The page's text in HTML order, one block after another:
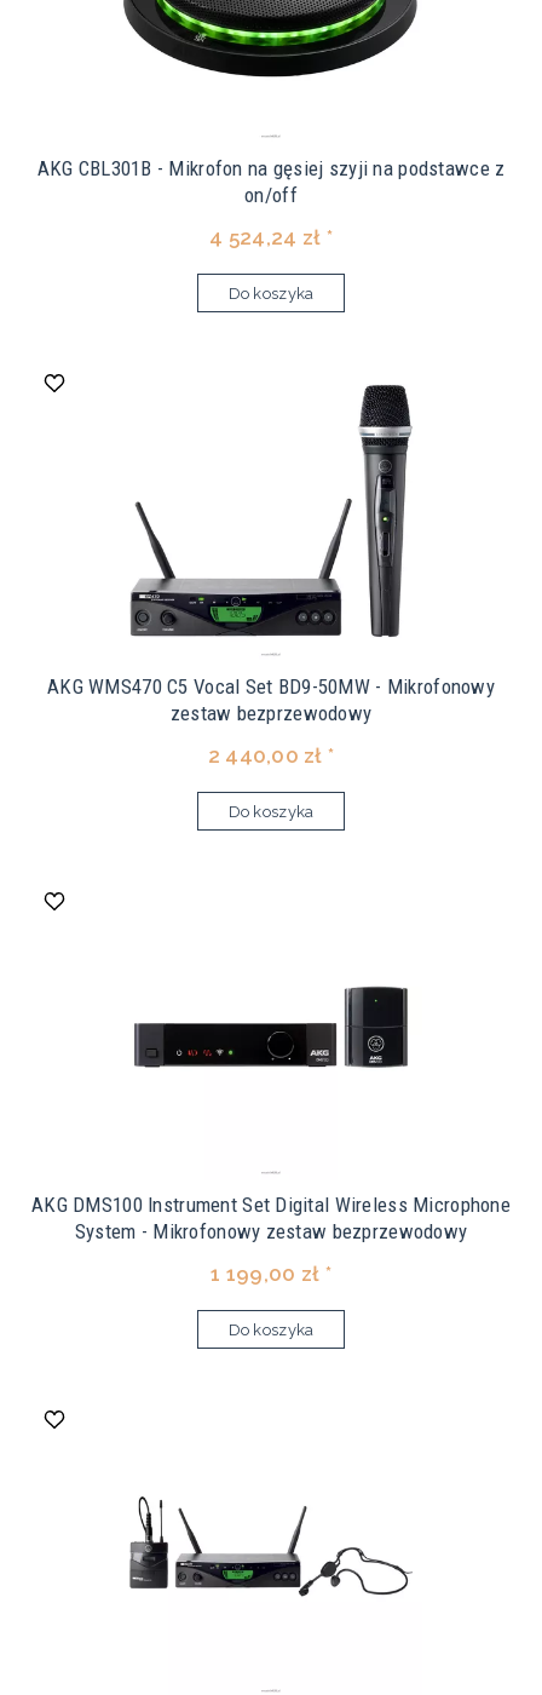
AKG CBL301B - Mikrofon na gęsiej szyji na podstawce z
on/off
4 524,24 zł *
Do koszyka
AKG WMS470 C5 Vocal Set BD9-50MW - Mikrofonowy
zestaw bezprzewodowy
2 440,00 zł *
Do koszyka
AKG DMS100 Instrument Set Digital Wireless Microphone
System - Mikrofonowy zestaw bezprzewodowy
1 199,00 zł *
Do koszyka